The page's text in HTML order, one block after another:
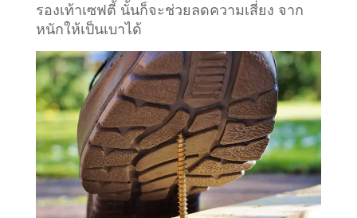
รองเท้าเซฟตี้ นั้นก็จะช่วยลดความเสี่ยง จาก
หนักให้เป็นเบาได้